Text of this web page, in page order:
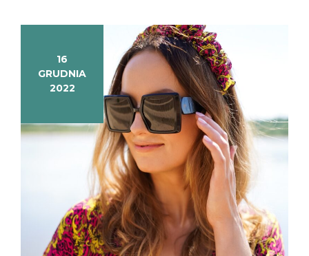
16
GRUDNIA
2022